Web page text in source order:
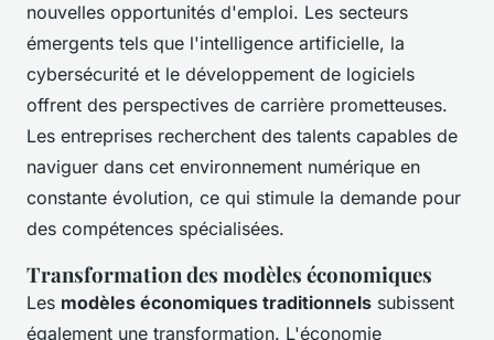
nouvelles opportunités d'emploi. Les secteurs
émergents tels que l'intelligence artificielle, la
cybersécurité et le développement de logiciels
offrent des perspectives de carrière prometteuses.
Les entreprises recherchent des talents capables de
naviguer dans cet environnement numérique en
constante évolution, ce qui stimule la demande pour
des compétences spécialisées.
Transformation des modèles économiques
Les modèles économiques traditionnels subissent
également une transformation. L'économie